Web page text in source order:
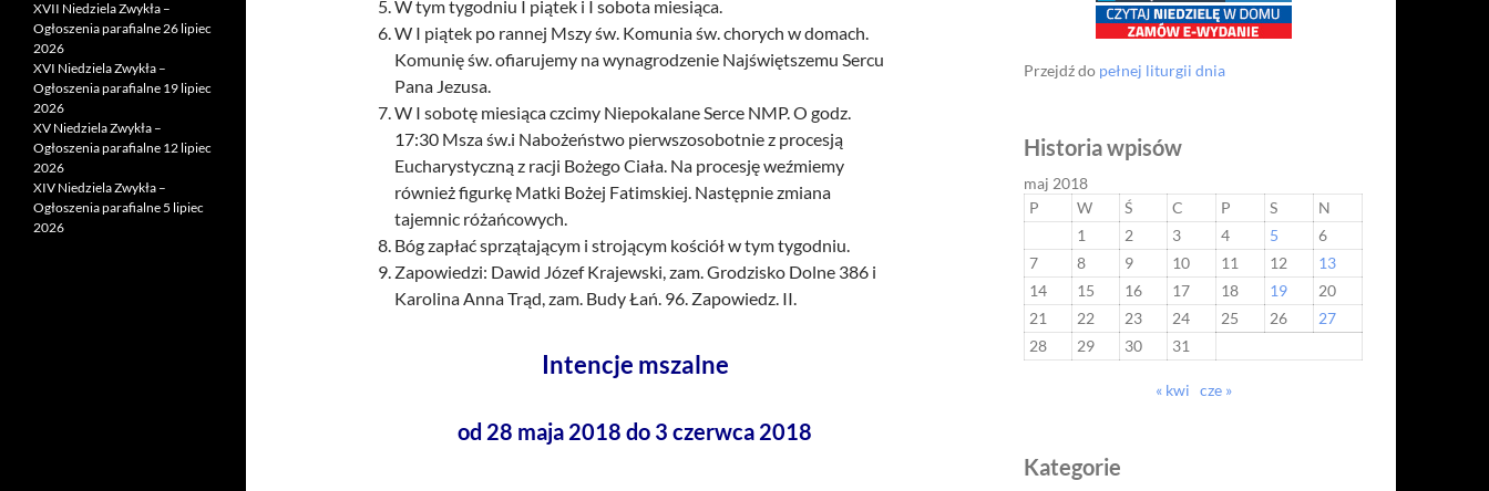
W tym tygodniu I piątek i I sobota miesiąca.
W I piątek po rannej Mszy św. Komunia św. chorych w domach.
Komunię św. ofiarujemy na wynagrodzenie Najświętszemu Sercu
Pana Jezusa.
W I sobotę miesiąca czcimy Niepokalane Serce NMP. O godz.
17:30 Msza św.i Nabożeństwo pierwszosobotnie z procesją
Eucharystyczną z racji Bożego Ciała. Na procesję weźmiemy
również figurkę Matki Bożej Fatimskiej. Następnie zmiana
tajemnic różańcowych.
Bóg zapłać sprzątającym i strojącym kościół w tym tygodniu.
Zapowiedzi: Dawid Józef Krajewski, zam. Grodzisko Dolne 386 i
Karolina Anna Trąd, zam. Budy Łań. 96. Zapowiedz. II.
Intencje mszalne
od 28 maja 2018 do 3 czerwca 2018
Przejdź do pełnej liturgii dnia
Historia wpisów
maj 2018
P
W Ś C P S
N
1
2 3 4 5
6
7
8 9 10 11 12
13
14
15 16 17 18 19
20
21
22 23 24 25 26
27
28
29 30 31
« kwi cze »
Kategorie
XVII Niedziela Zwykła –
Ogłoszenia parafialne 26 lipiec
2026
XVI Niedziela Zwykła –
Ogłoszenia parafialne 19 lipiec
2026
XV Niedziela Zwykła –
Ogłoszenia parafialne 12 lipiec
2026
XIV Niedziela Zwykła –
Ogłoszenia parafialne 5 lipiec
2026